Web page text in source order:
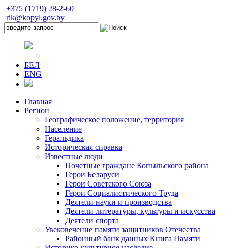
+375 (1719) 28-2-60
rik@kopyl.gov.by
БЕЛ
ENG
Главная
Регион
Географическое положение, территория
Население
Геральдика
Историческая справка
Известные люди
Почетные граждане Копыльского района
Герои Беларуси
Герои Советского Союза
Герои Социалистического Труда
Деятели науки и производства
Деятели литературы, культуры и искусства
Деятели спорта
Увековечение памяти защитников Отечества
Районный банк данных Книга Памяти